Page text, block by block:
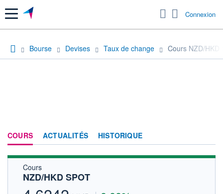
Menu Connexion
Bourse Devises Taux de change Cours NZD/HKD
COURS ACTUALITÉS HISTORIQUE
Cours
NZD/HKD SPOT